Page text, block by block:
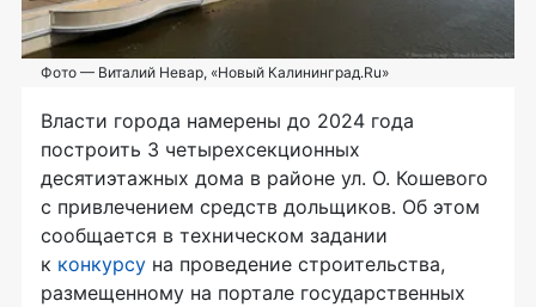
Фото — Виталий Невар, «Новый Калининград.Ru»
Власти города намерены до 2024 года
построить 3 четырехсекционных
десятиэтажных дома в районе ул. О. Кошевого
с привлечением средств дольщиков. Об этом
сообщается в техническом задании
к конкурсу на проведение строительства,
размещенному на портале государственных